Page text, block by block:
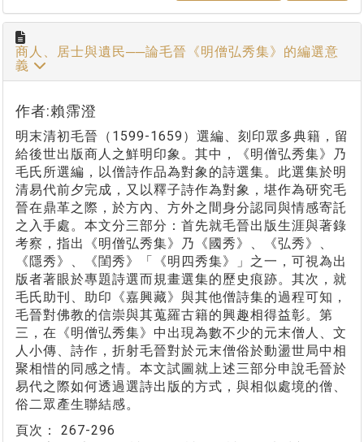
商人、居士與遺民──論毛晉《明僧弘秀集》的編選意
義
作者:賴霈澄
明末清初毛晉（1599-1659）選編、刻印眾多典籍，留
給後世出版商人之鮮明印象。其中，《明僧弘秀集》乃
毛氏所選編，以僧詩作品為對象的詩選集。此選集於明
清易代前夕完成，又以釋子詩作為對象，堪作為研究毛
晉在鼎革之際，於方內、方外之間身分認同與情感寄託
之入手處。本文分三部分：首先就毛晉出版生涯與著錄
考察，指出《明僧弘秀集》乃《國秀》、《弘秀》、
《隱秀》、《閨秀》「《明四秀集》」之一，可視為出
版者著眼於專題詩選而規畫選集的歷史痕跡。其次，就
毛氏助刊、助印《嘉興藏》與其他僧詩集的過程可知，
毛晉對佛教的信崇與其蒐羅古籍的興趣相得益彰。第
三，在《明僧弘秀集》中出現為數不少的元末僧人、文
人小傳、詩作，折射毛晉對於元末僧俗於動盪世局中相
聚相惜的同感之情。本文試圖就上述三部分申說毛晉於
易代之際如何透過選詩出版的方式，與相似處境的僧、
俗二眾產生聯結感。
頁次： 267-296